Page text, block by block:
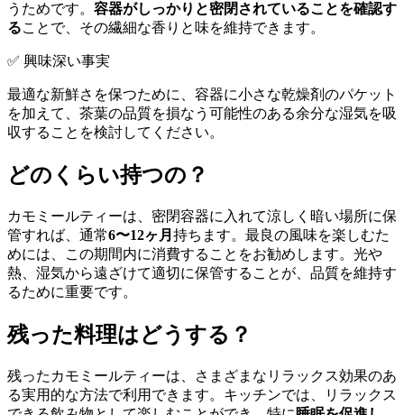
うためです。 容器がしっかりと密閉されていることを確認す
ることで、その繊細な香りと味を維持できます。
✅ 興味深い事実
最適な新鮮さを保つために、容器に小さな乾燥剤のパケット
を加えて、茶葉の品質を損なう可能性のある余分な湿気を吸
収することを検討してください。
どのくらい持つの？
カモミールティーは、密閉容器に入れて涼しく暗い場所に保
管すれば、通常6〜12ヶ月 持ちます。最良の風味を楽しむた
めには、この期間内に消費することをお勧めします。光や
熱、湿気から遠ざけて適切に保管することが、品質を維持す
るために重要です。
残った料理はどうする？
残ったカモミールティーは、さまざまなリラックス効果のあ
る実用的な方法で利用できます。キッチンでは、リラックス